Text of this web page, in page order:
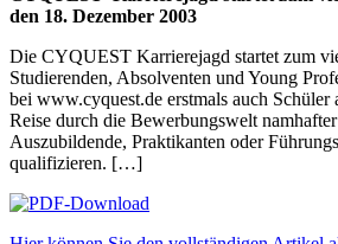
den 18. Dezember 2003
Die CYQUEST Karrierejagd startet zum
Studierenden, Absolventen und Young
bei www.cyquest.de erstmals auch Schüler
Reise durch die Bewerbungswelt
Auszubildende, Praktikanten oder
qualifizieren. […]